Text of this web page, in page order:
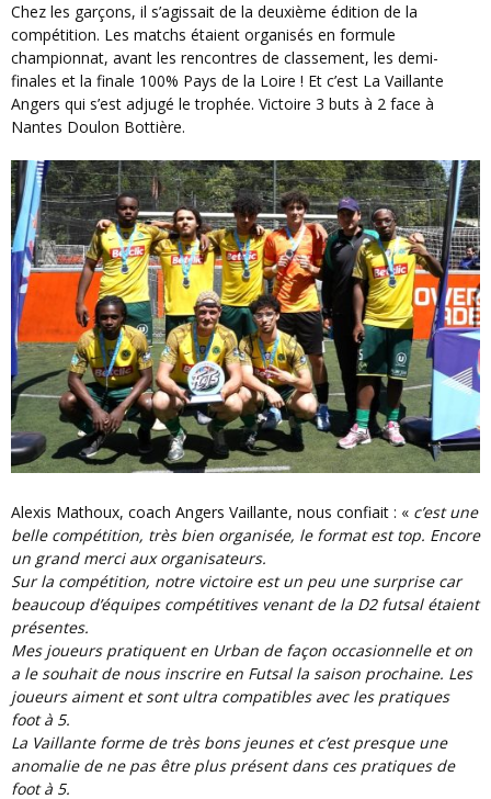
Chez les garçons, il s’agissait de la deuxième édition de la
compétition. Les matchs étaient organisés en formule
championnat, avant les rencontres de classement, les demi-
finales et la finale 100% Pays de la Loire ! Et c’est La Vaillante
Angers qui s’est adjugé le trophée. Victoire 3 buts à 2 face à
Nantes Doulon Bottière.
Alexis Mathoux, coach Angers Vaillante, nous confiait : « c’est une
belle compétition, très bien organisée, le format est top. Encore
un grand merci aux organisateurs.
Sur la compétition, notre victoire est un peu une surprise car
beaucoup d’équipes compétitives venant de la D2 futsal étaient
présentes.
Mes joueurs pratiquent en Urban de façon occasionnelle et on
a le souhait de nous inscrire en Futsal la saison prochaine. Les
joueurs aiment et sont ultra compatibles avec les pratiques
foot à 5.
La Vaillante forme de très bons jeunes et c’est presque une
anomalie de ne pas être plus présent dans ces pratiques de
foot à 5.